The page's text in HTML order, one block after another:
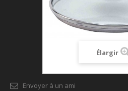
Élargir
Envoyer à un ami